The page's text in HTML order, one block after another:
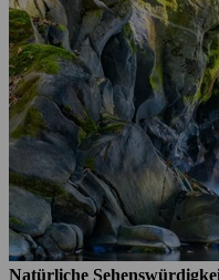
Natürliche